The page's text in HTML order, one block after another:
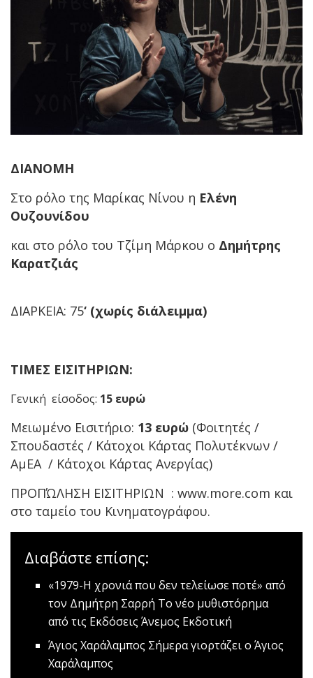
ΔIANOMH
Στο ρόλο της Μαρίκας Νίνου η Ελένη
Ουζουνίδου
και στο ρόλο του Τζίμη Μάρκου ο Δημήτρης
Καρατζιάς
ΔΙΑΡΚΕΙΑ: 75‘ (χωρίς διάλειμμα)
ΤΙΜΕΣ ΕΙΣΙΤΗΡΙΩΝ:
Γενική είσοδος: 15 ευρώ
Μειωμένο Εισιτήριο: 13 ευρώ (Φοιτητές /
Σπουδαστές / Κάτοχοι Κάρτας Πολυτέκνων /
ΑμΕΑ / Κάτοχοι Κάρτας Ανεργίας)
ΠΡΟΠΏΛΗΣΗ ΕΙΣΙΤΗΡΙΩΝ : www.more.com και
στο ταμείο του Κινηματογράφου.
Διαβάστε επίσης:
«1979-Η χρονιά που δεν τελείωσε ποτέ» από
τον Δημήτρη Σαρρή Το νέο μυθιστόρημα
από τις Εκδόσεις Άνεμος Εκδοτική
Άγιος Χαράλαμπος Σήμερα γιορτάζει ο Άγιος
Χαράλαμπος